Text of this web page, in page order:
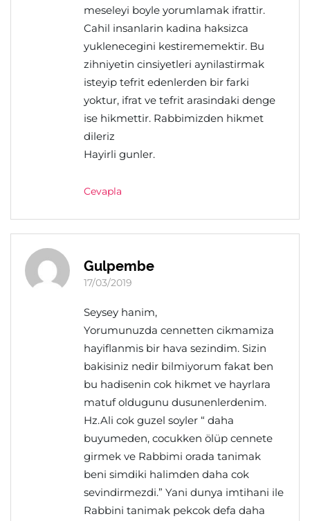
meseleyi boyle yorumlamak ifrattir.
Cahil insanlarin kadina haksizca
yuklenecegini kestirememektir. Bu
zihniyetin cinsiyetleri aynilastirmak
isteyip tefrit edenlerden bir farki
yoktur, ifrat ve tefrit arasindaki denge
ise hikmettir. Rabbimizden hikmet
dileriz
Hayirli gunler.
Cevapla
Gulpembe
17/03/2019
Seysey hanim,
Yorumunuzda cennetten cikmamiza
hayiflanmis bir hava sezindim. Sizin
bakisiniz nedir bilmiyorum fakat ben
bu hadisenin cok hikmet ve hayrlara
matuf oldugunu dusunenlerdenim.
Hz.Ali cok guzel soyler “ daha
buyumeden, cocukken ölüp cennete
girmek ve Rabbimi orada tanimak
beni simdiki halimden daha cok
sevindirmezdi.” Yani dunya imtihani ile
Rabbini tanimak pekcok defa daha